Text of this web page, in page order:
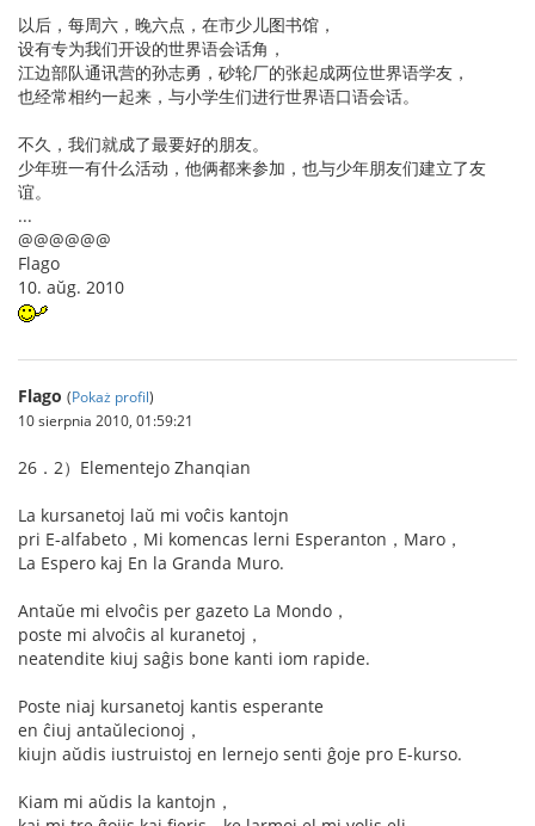
以后，每周六，晚六点，在市少儿图书馆，
设有专为我们开设的世界语会话角，
江边部队通讯营的孙志勇，砂轮厂的张起成两位世界语学友，
也经常相约一起来，与小学生们进行世界语口语会话。
不久，我们就成了最要好的朋友。
少年班一有什么活动，他俩都来参加，也与少年朋友们建立了友
谊。
...
@@@@@@
Flago
10. aŭg. 2010
Flago (Pokaż profil)
10 sierpnia 2010, 01:59:21
26．2）Elementejo Zhanqian
La kursanetoj laŭ mi voĉis kantojn
pri E-alfabeto，Mi komencas lerni Esperanton，Maro，
La Espero kaj En la Granda Muro.
Antaŭe mi elvoĉis per gazeto La Mondo，
poste mi alvoĉis al kuranetoj，
neatendite kiuj saĝis bone kanti iom rapide.
Poste niaj kursanetoj kantis esperante
en ĉiuj antaŭlecionoj，
kiujn aŭdis iustruistoj en lernejo senti ĝoje pro E-kurso.
Kiam mi aŭdis la kantojn，